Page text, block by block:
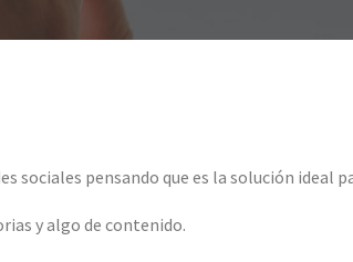
sociales pensando que es la solución ideal
y algo de contenido.